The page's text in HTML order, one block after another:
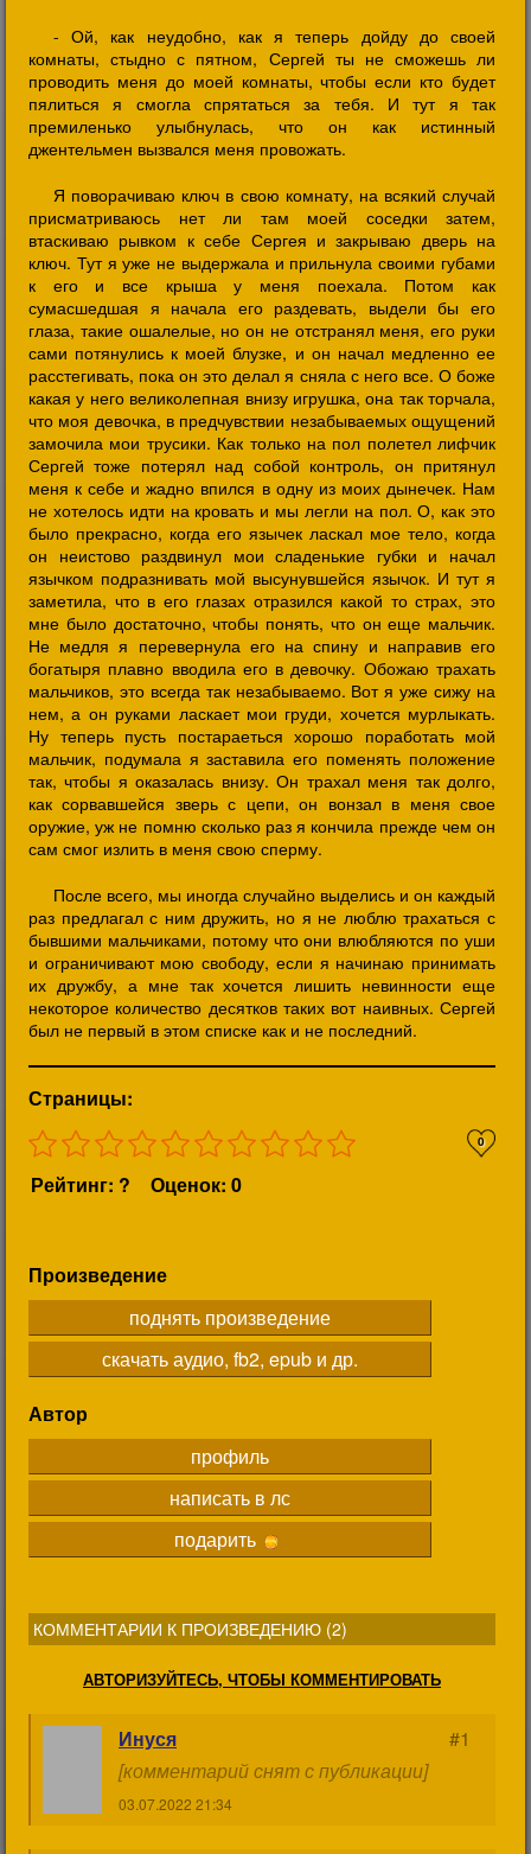
- Ой, как неудобно, как я теперь дойду до своей
комнаты, стыдно с пятном, Сергей ты не сможешь ли
проводить меня до моей комнаты, чтобы если кто будет
пялиться я смогла спрятаться за тебя. И тут я так
премиленько улыбнулась, что он как истинный
джентельмен вызвался меня провожать.
Я поворачиваю ключ в свою комнату, на всякий случай
присматриваюсь нет ли там моей соседки затем,
втаскиваю рывком к себе Сергея и закрываю дверь на
ключ. Тут я уже не выдержала и прильнула своими губами
к его и все крыша у меня поехала. Потом как
сумасшедшая я начала его раздевать, выдели бы его
глаза, такие ошалелые, но он не отстранял меня, его руки
сами потянулись к моей блузке, и он начал медленно ее
расстегивать, пока он это делал я сняла с него все. О боже
какая у него великолепная внизу игрушка, она так торчала,
что моя девочка, в предчувствии незабываемых ощущений
замочила мои трусики. Как только на пол полетел лифчик
Сергей тоже потерял над собой контроль, он притянул
меня к себе и жадно впился в одну из моих дынечек. Нам
не хотелось идти на кровать и мы легли на пол. О, как это
было прекрасно, когда его язычек ласкал мое тело, когда
он неистово раздвинул мои сладенькие губки и начал
язычком подразнивать мой высунувшейся язычок. И тут я
заметила, что в его глазах отразился какой то страх, это
мне было достаточно, чтобы понять, что он еще мальчик.
Не медля я перевернула его на спину и направив его
богатыря плавно вводила его в девочку. Обожаю трахать
мальчиков, это всегда так незабываемо. Вот я уже сижу на
нем, а он руками ласкает мои груди, хочется мурлыкать.
Ну теперь пусть постараеться хорошо поработать мой
мальчик, подумала я заставила его поменять положение
так, чтобы я оказалась внизу. Он трахал меня так долго,
как сорвавшейся зверь с цепи, он вонзал в меня свое
оружие, уж не помню сколько раз я кончила прежде чем он
сам смог излить в меня свою сперму.
После всего, мы иногда случайно выделись и он каждый
раз предлагал с ним дружить, но я не люблю трахаться с
бывшими мальчиками, потому что они влюбляются по уши
и ограничивают мою свободу, если я начинаю принимать
их дружбу, а мне так хочется лишить невинности еще
некоторое количество десятков таких вот наивных. Сергей
был не первый в этом списке как и не последний.
Страницы:
0
Рейтинг: ? Оценок: 0
Произведение
поднять произведение
скачать аудио, fb2, epub и др.
Автор
профиль
написать в лс
подарить
КОММЕНТАРИИ К ПРОИЗВЕДЕНИЮ (2)
АВТОРИЗУЙТЕСЬ, ЧТОБЫ КОММЕНТИРОВАТЬ
Инуся
#1
[комментарий снят с публикации]
03.07.2022 21:34